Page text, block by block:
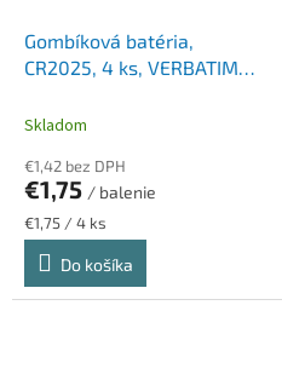
Gombíková batéria,
CR2025, 4 ks, VERBATIM
Skladom
€1,42 bez DPH
€1,75 / balenie
Jednotková
cena:
€1,75 / 4 ks
Do košíka